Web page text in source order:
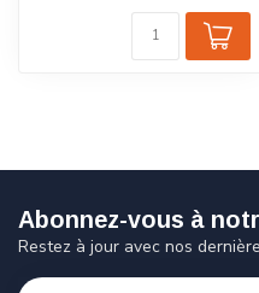
Abonnez-vous à
Restez à jour avec nos